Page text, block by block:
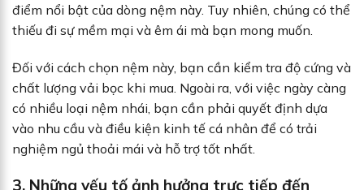
điểm nổi bật của dòng nệm này. Tuy nhiên, chúng có thể
thiếu đi sự mềm mại và êm ái mà bạn mong muốn.
Đối với cách chọn nệm này, bạn cần kiểm tra độ cứng và
chất lượng vải bọc khi mua. Ngoài ra, với việc ngày càng
có nhiều loại nệm nhái, bạn cần phải quyết định dựa
vào nhu cầu và điều kiện kinh tế cá nhân để có trải
nghiệm ngủ thoải mái và hỗ trợ tốt nhất.
3. Những yếu tố ảnh hưởng trực tiếp đến